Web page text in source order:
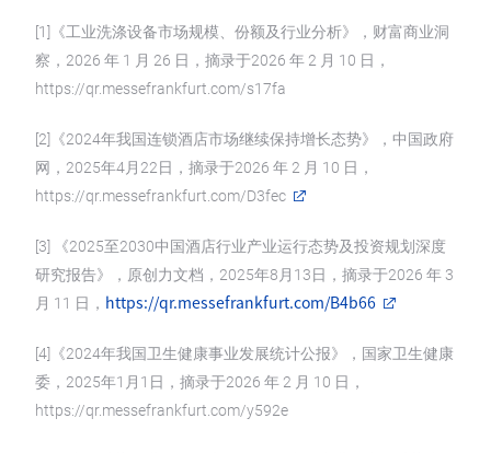
[1]《工业洗涤设备市场规模、份额及行业分析》，财富商业洞
察，2026 年 1 月 26 日，摘录于2026 年 2 月 10 日，
https://qr.messefrankfurt.com/s17fa
[2]《2024年我国连锁酒店市场继续保持增长态势》，中国政府
网，2025年4月22日，摘录于2026 年 2 月 10 日，
https://qr.messefrankfurt.com/D3fec
[3] 《2025至2030中国酒店行业产业运行态势及投资规划深度
研究报告》，原创力文档，2025年8月13日，摘录于2026 年 3
月 11 日， https://qr.messefrankfurt.com/B4b66
[4]《2024年我国卫生健康事业发展统计公报》，国家卫生健康
委，2025年1月1日，摘录于2026 年 2 月 10 日，
https://qr.messefrankfurt.com/y592e